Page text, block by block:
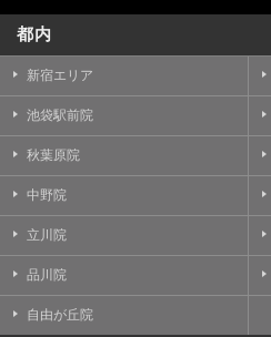
都内
新宿エリア
池袋駅前院
秋葉原院
中野院
立川院
品川院
自由が丘院